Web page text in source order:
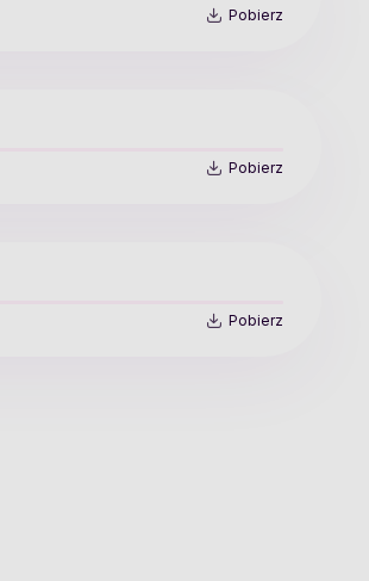
Pobierz
Pobierz
Pobierz